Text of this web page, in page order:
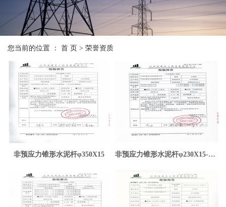
您当前的位置 ： 首 页 > 荣誉资质
非预应力锥形水泥杆φ350X15 非预应力锥形水泥杆φ230X15-φ230X18